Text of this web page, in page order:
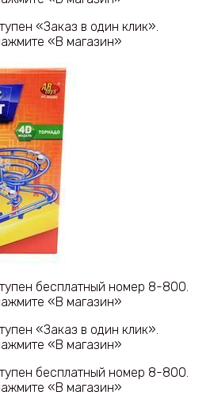
«Заказ в один клик».
«В магазин»
бесплатный номер 8-800.
«В магазин»
«Заказ в один клик».
«В магазин»
бесплатный номер 8-800.
«В магазин»